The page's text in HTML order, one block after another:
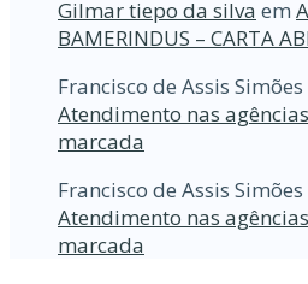
Gilmar tiepo da silva em
BAMERINDUS – CARTA
Francisco de Assis
Atendimento nas
marcada
Francisco de Assis
Atendimento nas
marcada